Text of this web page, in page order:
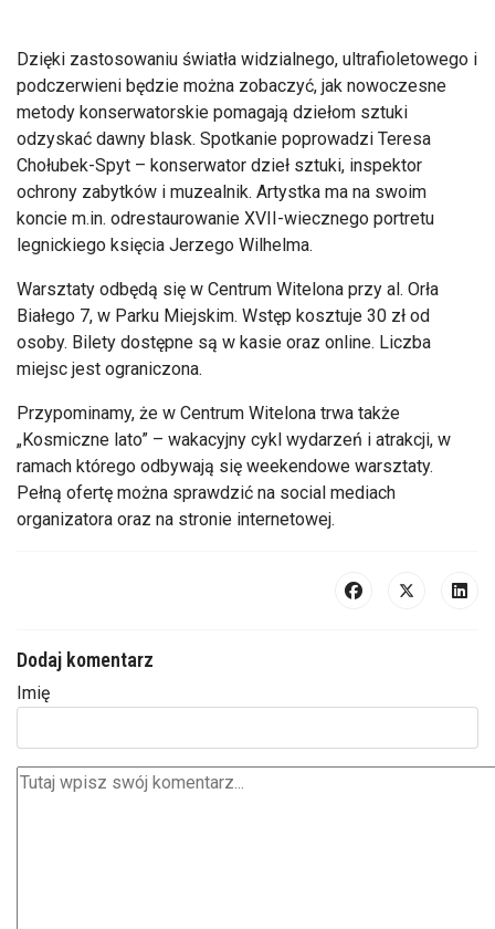
Dzięki zastosowaniu światła widzialnego, ultrafioletowego i
podczerwieni będzie można zobaczyć, jak nowoczesne
metody konserwatorskie pomagają dziełom sztuki
odzyskać dawny blask. Spotkanie poprowadzi Teresa
Chołubek-Spyt – konserwator dzieł sztuki, inspektor
ochrony zabytków i muzealnik. Artystka ma na swoim
koncie m.in. odrestaurowanie XVII-wiecznego portretu
legnickiego księcia Jerzego Wilhelma.
Warsztaty odbędą się w Centrum Witelona przy al. Orła
Białego 7, w Parku Miejskim. Wstęp kosztuje 30 zł od
osoby. Bilety dostępne są w kasie oraz online. Liczba
miejsc jest ograniczona.
Przypominamy, że w Centrum Witelona trwa także
„Kosmiczne lato” – wakacyjny cykl wydarzeń i atrakcji, w
ramach którego odbywają się weekendowe warsztaty.
Pełną ofertę można sprawdzić na social mediach
organizatora oraz na stronie internetowej.
Dodaj komentarz
Imię